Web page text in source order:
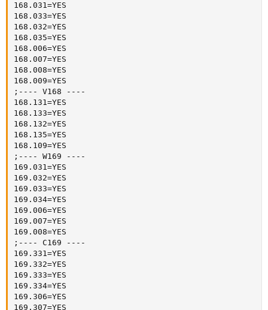
168.031=YES
168.033=YES
168.032=YES
168.035=YES
168.006=YES
168.007=YES
168.008=YES
168.009=YES
;---- V168 ----
168.131=YES
168.133=YES
168.132=YES
168.135=YES
168.109=YES
;---- W169 ----
169.031=YES
169.032=YES
169.033=YES
169.034=YES
169.006=YES
169.007=YES
169.008=YES
;---- C169 ----
169.331=YES
169.332=YES
169.333=YES
169.334=YES
169.306=YES
169.307=YES